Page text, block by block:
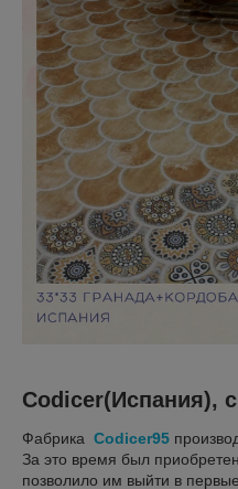
Codicer(Испания),
Фабрика Codicer95
За это время был
позволило им выйти в